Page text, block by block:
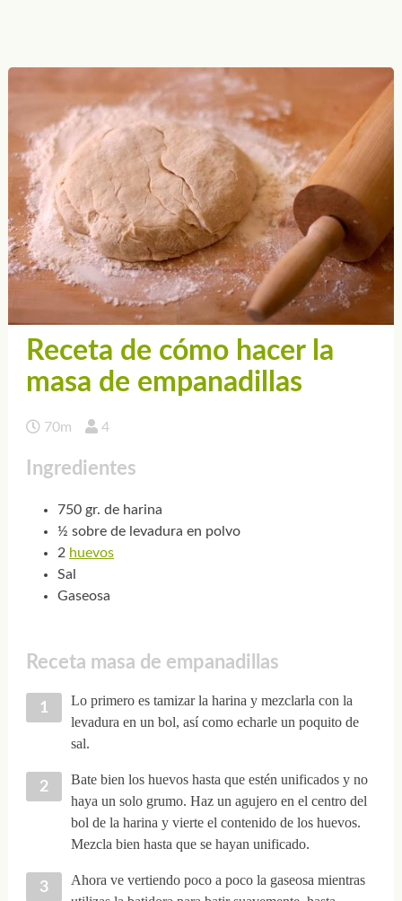
Receta de cómo hacer la
masa de empanadillas
70m 4
Ingredientes
750 gr. de harina
½ sobre de levadura en polvo
2 huevos
Sal
Gaseosa
Receta masa de empanadillas
Lo primero es tamizar la harina y mezclarla con la
levadura en un bol, así como echarle un poquito de
sal.
Bate bien los huevos hasta que estén unificados y no
haya un solo grumo. Haz un agujero en el centro del
bol de la harina y vierte el contenido de los huevos.
Mezcla bien hasta que se hayan unificado.
Ahora ve vertiendo poco a poco la gaseosa mientras